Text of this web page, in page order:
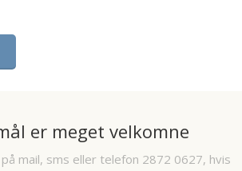
er meget velkomne
mail, sms eller telefon 2872 0627, hvis